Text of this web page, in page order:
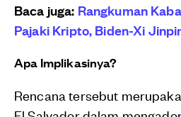
Baca juga: Rangkuman
Pajaki Kripto, Biden-Xi
Apa Implikasinya?
Rencana tersebut